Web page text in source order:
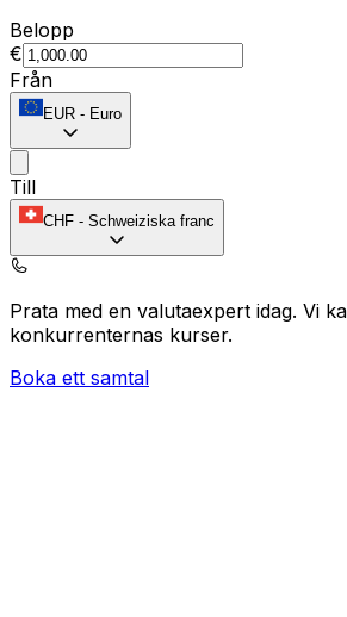
Belopp
€
Från
EUR - Euro
Till
CHF - Schweiziska franc
Prata med en valutaexpert idag. Vi
konkurrenternas kurser.
Boka ett samtal